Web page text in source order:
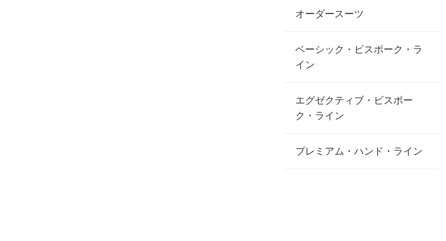
オーダースーツ
ベーシック・ビスポーク・ラ
イン
エグゼクティブ・ビスポー
ク・ライン
プレミアム・ハンド・ライン